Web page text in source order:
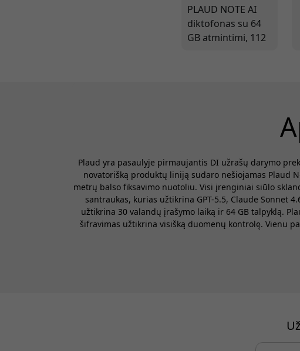
PLAUD NOTE AI
diktofonas su 64
GB atmintimi, 112
Plaud yra pasaulyje pirmaujantis DI užrašų darymo
novatorišką produktų liniją sudaro nešiojamas Plaud
metrų balso fiksavimo nuotoliu. Visi įrenginiai siūlo
santraukas, kurias užtikrina GPT-5.5, Claude Sonnet
užtikrina 30 valandų įrašymo laiką ir 64 GB talpyklą.
šifravimas užtikrina visišką duomenų kontrolę. Vienu